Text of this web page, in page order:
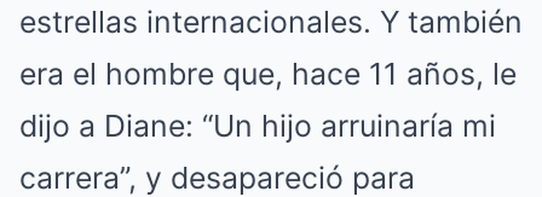
estrellas internacionales. Y también
era el hombre que, hace 11 años, le
dijo a Diane: “Un hijo arruinaría mi
carrera”, y desapareció para